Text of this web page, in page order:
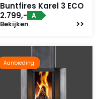
Buntfires Karel 3 ECO
2.799,- A
Bekijken
Aanbieding